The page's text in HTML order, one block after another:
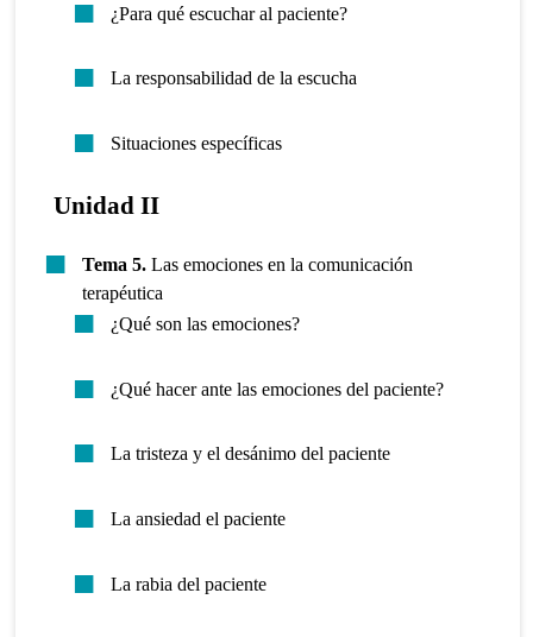
¿Para qué escuchar al paciente?
La responsabilidad de la escucha
Situaciones específicas
Unidad II
Tema 5. Las emociones en la comunicación
terapéutica
¿Qué son las emociones?
¿Qué hacer ante las emociones del paciente?
La tristeza y el desánimo del paciente
La ansiedad el paciente
La rabia del paciente